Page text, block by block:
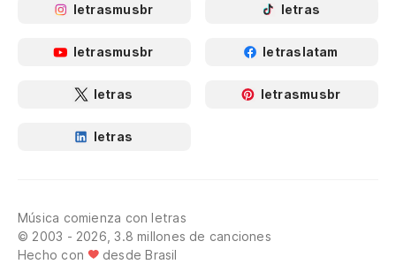
letrasmusbr letras
letrasmusbr letraslatam
letras letrasmusbr
letras
Música comienza con letras
© 2003 - 2026, 3.8 millones de canciones
Hecho con
desde Brasil